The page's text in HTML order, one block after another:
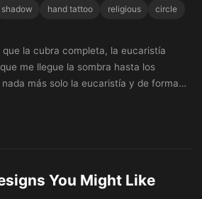
shadow hand tattoo religious circle
la cubra completa, la eucaristía
me llegue la sombra hasta los
más solo la eucaristía y de forma
You Might Like